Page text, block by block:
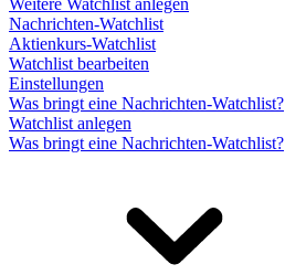
Weitere Watchlist anlegen
Nachrichten-Watchlist
Aktienkurs-Watchlist
Watchlist bearbeiten
Einstellungen
Was bringt eine Nachrichten-Watchlist?
Watchlist anlegen
Was bringt eine Nachrichten-Watchlist?